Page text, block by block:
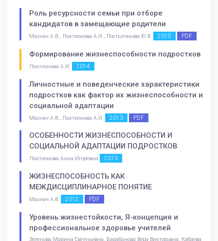
Роль ресурсности семьи при отборе
кандидатов в замещающие родители
Махнач А.В., Лактионова А.И., Постылякова Ю.В. 2015 PDF
Формирование жизнеспособности подростков
Лактионова А.И. 2014
Личностные и поведенческие характеристики
подростков как фактор их жизнеспособности и
социальной адаптации
Махнач А.В., Лактионова А.И. 2013 PDF
ОСОБЕННОСТИ ЖИЗНЕСПОСОБНОСТИ И
СОЦИАЛЬНОЙ АДАПТАЦИИ ПОДРОСТКОВ
Лактионова Анна Игоревна 2013
ЖИЗНЕСПОСОБНОСТЬ КАК
МЕЖДИСЦИПЛИНАРНОЕ ПОНЯТИЕ
Махнач А.В. 2012 PDF
Уровень жизнестойкости, Я-концепция и
профессиональное здоровье учителей
Зеленова Марина Евгеньевна, Барабанова Вера Викторовна, Кабаева